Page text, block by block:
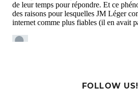
FOLLOW US!